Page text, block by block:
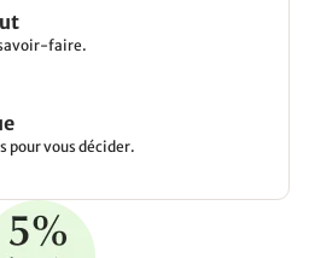
faire.
pour vous décider.